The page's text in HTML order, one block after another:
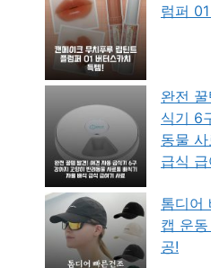
럼퍼
완전
식기 6
동물
급식
톰디어
캡 운
공!